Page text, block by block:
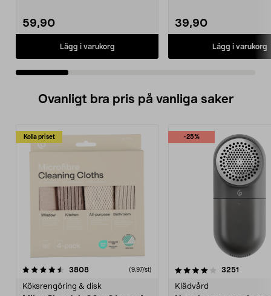
59,90
Lägg i varukorg
39,90
Lägg i varukorg
Ovanligt bra pris på vanliga saker
Kolla priset
3808recensioner (9,97/st)
Köksrengöring & disk
-25%
4.0av 5 stjärnor 3251
Klädvård
4.5av 5 stjärnor